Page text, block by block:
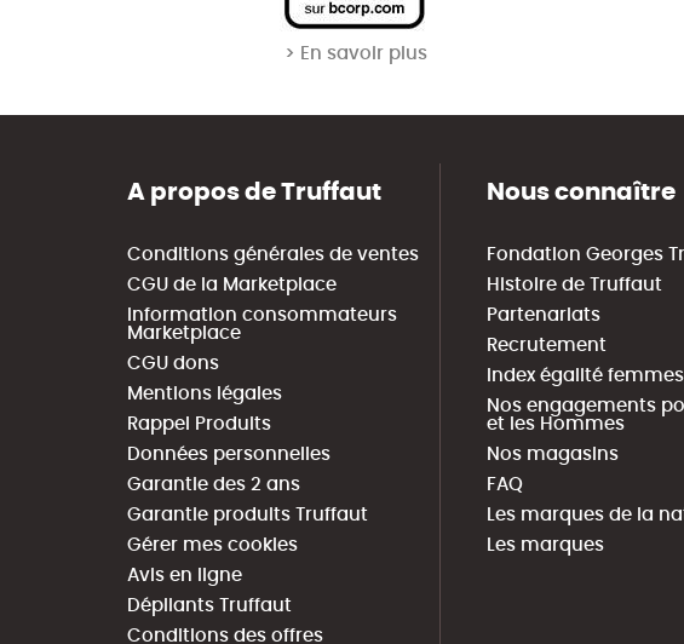
> En savoir plus
A propos de Truffaut
Conditions générales de ventes
CGU de la Marketplace
Information consommateurs
Marketplace
CGU dons
Mentions légales
Rappel Produits
Données personnelles
Garantie des 2 ans
Garantie produits Truffaut
Gérer mes cookies
Avis en ligne
Dépliants Truffaut
Conditions des offres
Nous connaître
Fondation Georges
Histoire de Truffaut
Partenariats
Recrutement
Index égalité
Nos engagements
et les Hommes
Nos magasins
FAQ
Les marques de la
Les marques